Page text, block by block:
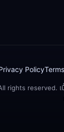
Policy
reserved. เนื้อ